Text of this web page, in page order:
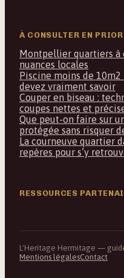
À CONSULTER EN
Montpellier quartiers à
nuances locales
Piscine moins de
devez vraiment savoir
Couper en biseau :
coupes nettes et
Que peut-on faire sur
protégée sans risquer
La courneuve quartier
repères pour s’y
RESSOURCES
L'Heritage Hermitage —
Mentions légalesContact